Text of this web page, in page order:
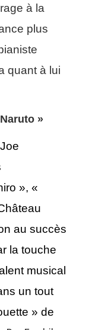
à la
plus
quant à lui
»
Joe
», «
au succès
la touche
musical
un tout
» de